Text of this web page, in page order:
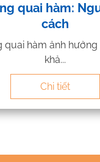
quai hàm:
cách
quai hàm ảnh
khả...
Chi tiết